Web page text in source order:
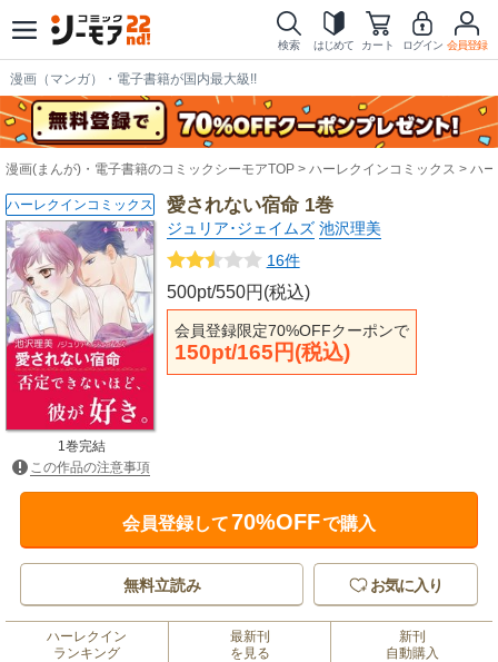
検索 はじめて カート ログイン 会員登録
漫画（マンガ）・電子書籍が国内最大級!!
漫画(まんが)・電子書籍のコミックシーモアTOP ハーレクインコミックス ハ
愛されない宿命 1巻
ジュリア･ジェイムズ 池沢理美
16件
500pt/550円(税込)
会員登録限定70%OFFクーポンで
150pt/165円(税込)
ハーレクインコミックス
1巻完結
この作品の注意事項
会員登録して70%OFFで購入
無料立読み お気に入り
ハーレクイン
ランキング
最新刊
を見る
新刊
自動購入